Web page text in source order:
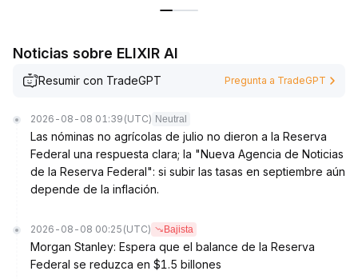
en cadena; actualmente los fundamentales requieren
seguimiento dinámico a los indicadores clave
Noticias sobre ELIXIR AI
Resumir con TradeGPT Pregunta a TradeGPT
2026-08-08 01:39 (UTC) Neutral
Las nóminas no agrícolas de julio no dieron a la Reserva
Federal una respuesta clara; la "Nueva Agencia de Noticias
de la Reserva Federal": si subir las tasas en septiembre aún
depende de la inflación.
2026-08-08 00:25 (UTC) Bajista
Morgan Stanley: Espera que el balance de la Reserva
Federal se reduzca en $1.5 billones